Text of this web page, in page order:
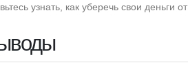
узнать, как уберечь свои деньги